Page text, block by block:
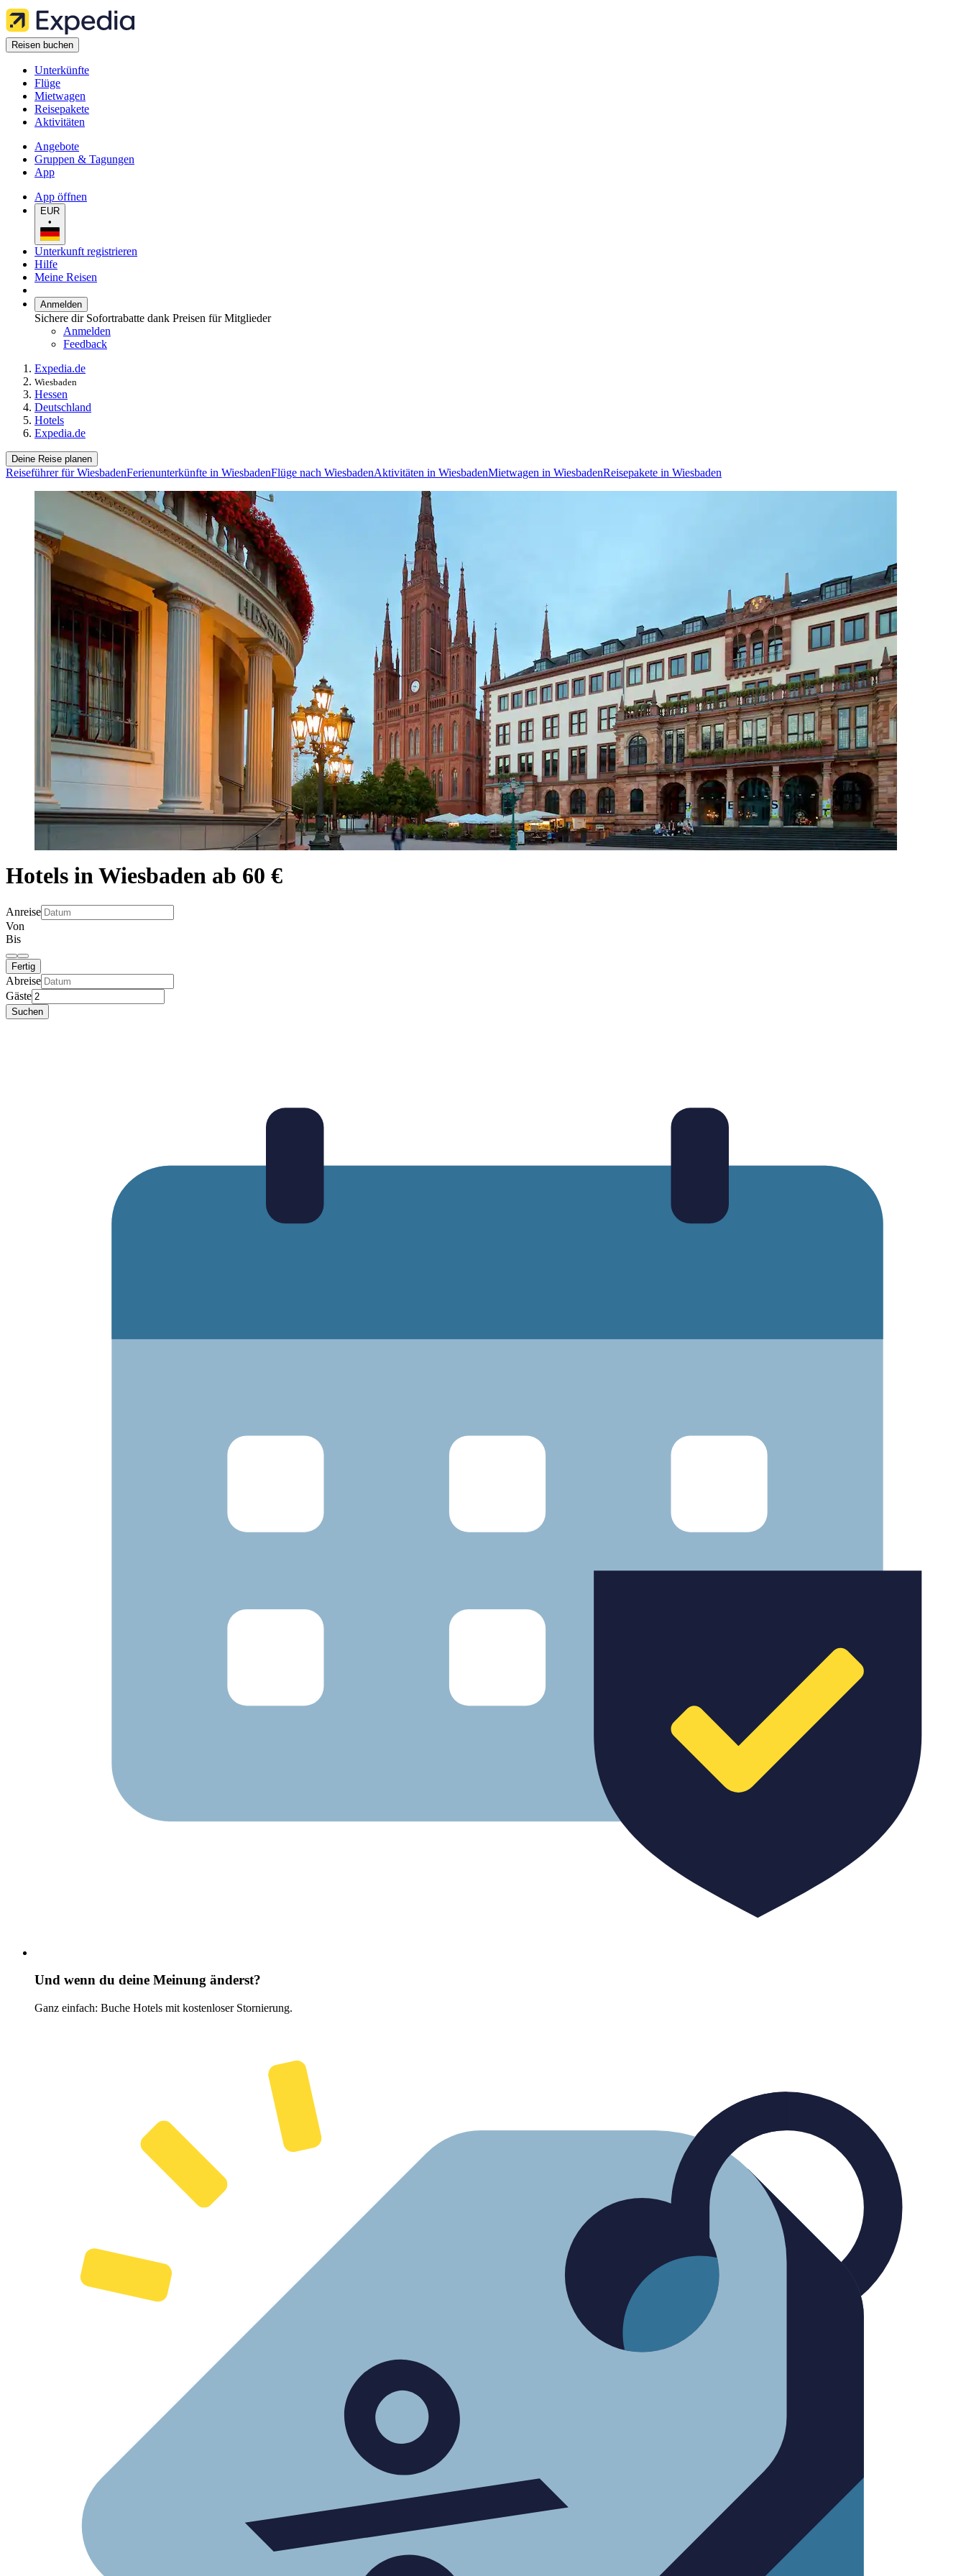
Reisen buchen
Unterkünfte
Flüge
Mietwagen
Reisepakete
Aktivitäten
Angebote
Gruppen & Tagungen
App
App öffnen
EUR
•
Unterkunft registrieren
Hilfe
Meine Reisen
Anmelden
Sichere dir Sofortrabatte dank Preisen für Mitglieder
Anmelden
Feedback
Expedia.de
Wiesbaden
Hessen
Deutschland
Hotels
Expedia.de
Deine Reise planen
Reiseführer für WiesbadenFerienunterkünfte in WiesbadenFlüge nach WiesbadenAktivitäten in WiesbadenMietwagen in WiesbadenReisepakete in Wiesbaden
Hotels in Wiesbaden ab 60 €
Anreise
Von
Bis
Fertig
Abreise
Gäste
Suchen
Und wenn du deine Meinung änderst?
Ganz einfach: Buche Hotels mit kostenloser Stornierung.